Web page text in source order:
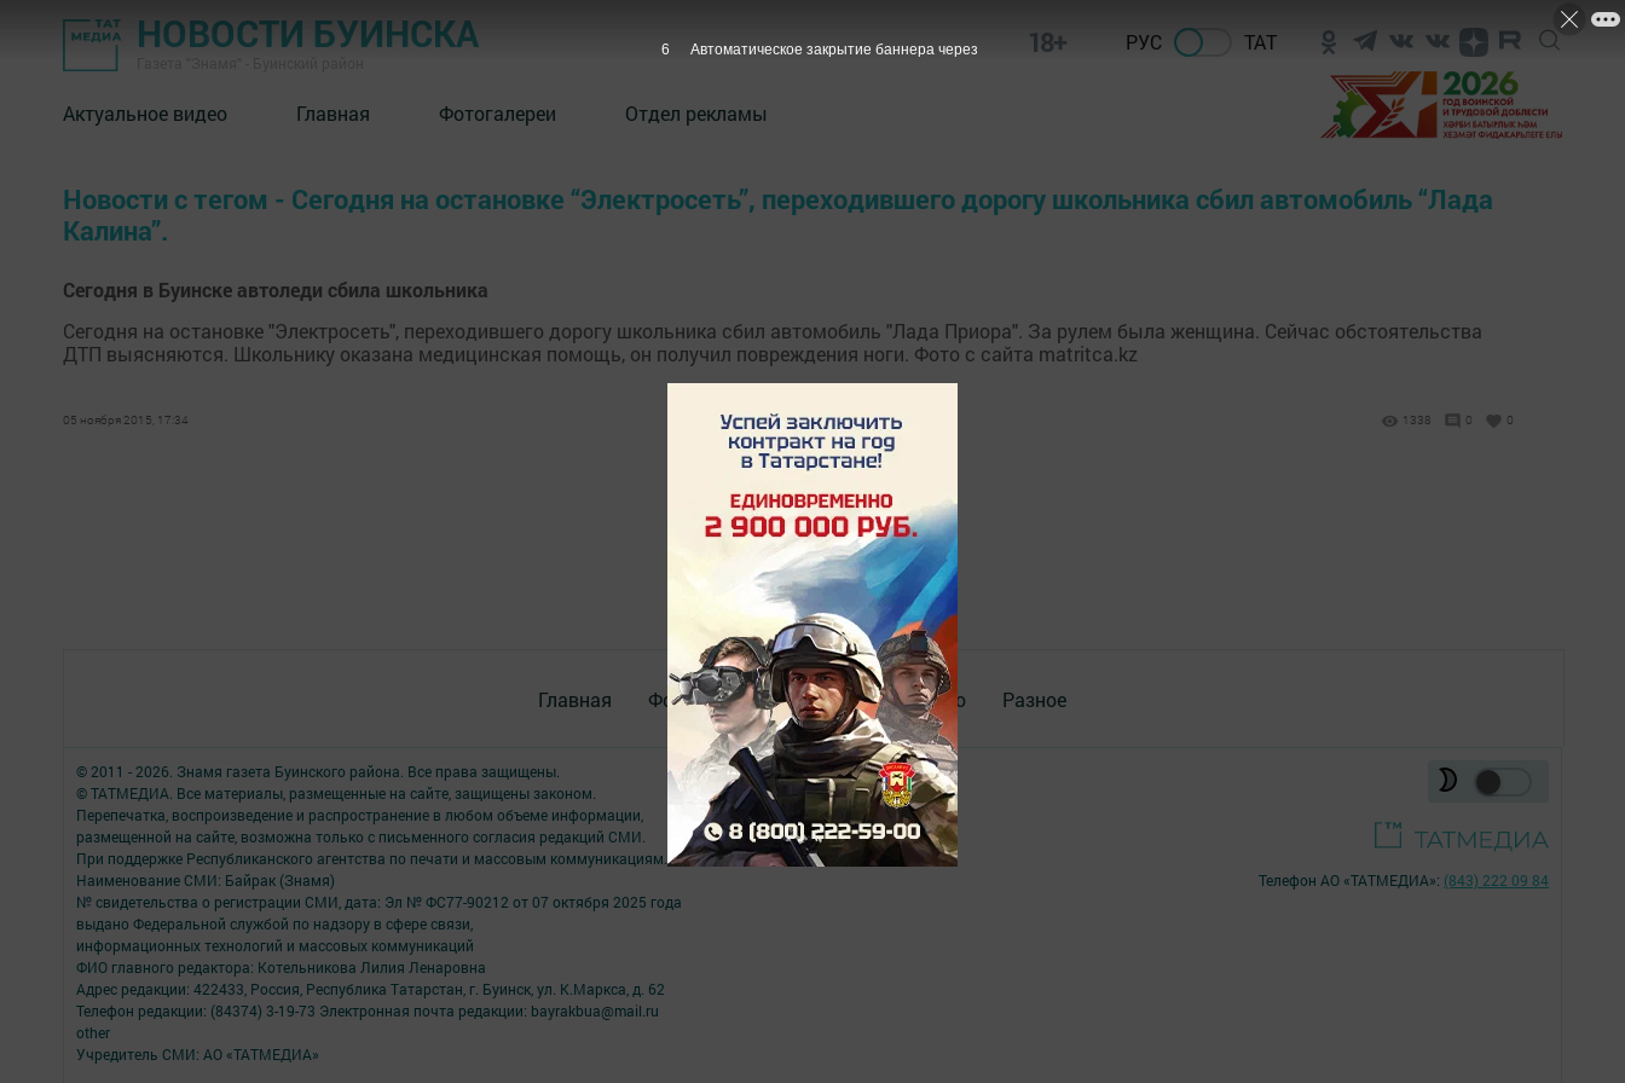
НОВОСТИ БУИНСКА 18+ РУС ТАТ
Актуальное видео Главная Фотогалереи Отдел рекламы
Новости с тегом - Сегодня на остановке “Электросеть”, переходившего дорогу школьника сбил автомобиль “Лада
Калина”.
Сегодня в Буинске автоледи сбила школьника
Сегодня на остановке "Электросеть", переходившего дорогу школьника сбил автомобиль "Лада Приора". За рулем была женщина. Сейчас обстоятельства
ДТП выясняются. Школьнику оказана медицинская помощь, он получил повреждения ноги. Фото с сайта matritca.kz
05 ноября 2015, 17:34 1338 0 0
Главная Фотогалереи Актуальное видео Разное
© 2011 - 2026. Знамя газета Буинского района. Все права защищены.
© ТАТМЕДИА. Все материалы, размещенные на сайте, защищены законом.
Перепечатка, воспроизведение и распространение в любом объеме информации,
размещенной на сайте, возможна только с письменного согласия редакций СМИ.
При поддержке Республиканского агентства по печати и массовым коммуникациям.
Наименование СМИ: Байрак (Знамя)
№ свидетельства о регистрации СМИ, дата: Эл № ФС77-90212 от 07 октября 2025 года
выдано Федеральной службой по надзору в сфере связи,
информационных технологий и массовых коммуникаций
ФИО главного редактора: Котельникова Лилия Ленаровна
Адрес редакции: 422433, Россия, Республика Татарстан, г. Буинск, ул. К.Маркса, д. 62
Телефон редакции: (84374) 3-19-73 Электронная почта редакции: bayrakbua@mail.ru
other
Учредитель СМИ: АО «ТАТМЕДИА»
Телефон АО «ТАТМЕДИА»: (843) 222 09 84
6 Автоматическое закрытие баннера через